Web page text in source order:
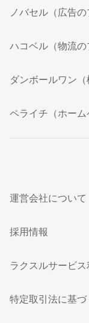
ノバセル（広告の
ハコベル（物流の
ダンボールワン（
ペライチ（ホー
運営会社について
採用情報
ラクスルサービ
特定取引法に基づ